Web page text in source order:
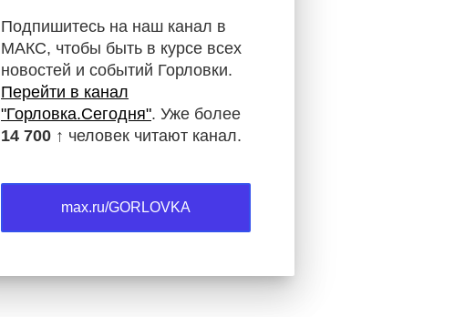
Подпишитесь на наш канал в
МАКС, чтобы быть в курсе всех
новостей и событий Горловки.
Перейти в канал
"Горловка.Сегодня". Уже более
14 700 ↑ человек читают канал.
max.ru/GORLOVKA